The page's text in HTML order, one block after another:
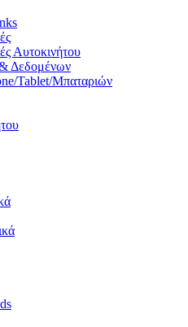
Αυτοκινήτου
Δεδομένων
Tablet/Μπαταριών